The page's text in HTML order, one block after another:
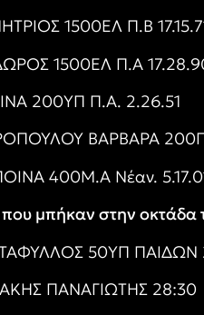
1500ΕΛ Π.Β
1500ΕΛ Π.Α
200ΥΠ Π.Α. 2.26.51
ΒΑΡΒΑΡΑ
400Μ.Α Νέαν.
μπήκαν στην
50ΥΠ ΠΑΙΔΩΝ
ΠΑΝΑΓΙΩΤΗΣ 28:30